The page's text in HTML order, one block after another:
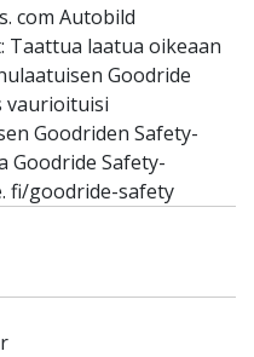
com Autobild
Taattua laatua oikeaan
Goodride
vaurioituisi
Goodriden Safety-
Safety-
fi/goodride-safety